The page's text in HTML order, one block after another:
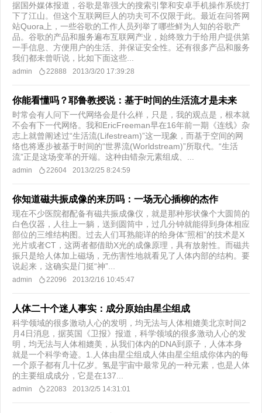
据国外媒体报道，谷歌是靠强大的搜索引擎和安卓手机操作系统打
下了江山。但这个互联网巨人的功夫可不仅限于此。最近在问答网
站Quora上，一些谷歌的工作人员列举了哪些鲜为人知的谷歌产
品。谷歌的产品和服务遍布互联网产业，始终致力于给用户提供第
一手信息、方便用户的生活、并保证安全性。还有很多产品和服务
我们都未曾听说，比如下面这些...
admin 22888 2013/3/20 17:39:28
你能看懂吗？耶鲁教授说：基于时间的生活流才是未来
时常会有人问下一代网络会是什么样，只是，我的观点是，根本就
不会有下一代网络。我和EricFreeman早在16年前一期《连线》杂
志上就曾阐述过“生活流(Lifestream)”这一现象，而基于空间的网
络也将逐步被基于时间的“世界流(Worldstream)”所取代。“生活
流”正是这场变革的开端。这种由错杂元素组成、...
admin 22604 2013/2/25 8:24:59
你知道磁共振成像的来历吗：一场无心插柳的杰作
现在不少医院都配备有磁共振成像仪，就是那种形状像个大圆筒的
白色仪器，人往上一躺，送到圆筒中，过几分钟就能得到身体相应
部位的三维结构图。过去人们耳熟能详的给身体“照相”的技术是X
光片或者CT，这两者都借助X光的成像原理，具有放射性。而磁共
振只是给人体加上磁场，无伤害性地就看见了人体内部的结构。要
说起来，这确实是门挺“神”...
admin 22096 2013/2/16 10:45:47
人体二十个迷人事实：成分原始由星尘组成
科学领域的很多激动人心的发明，均无法与人体相媲美北京时间2
月4日消息，据英国《卫报》报道，科学领域的很多激动人心的发
明，均无法与人体相媲美，从我们体内的DNA到原子，人体本身
就是一个科学奇迹。1.人体由星尘组成人体由星尘组成你体内的每
一个原子都有几十亿岁。氢是宇宙中最常见的一种元素，也是人体
的主要组成成分，它是在137...
admin 22083 2013/2/5 14:31:01